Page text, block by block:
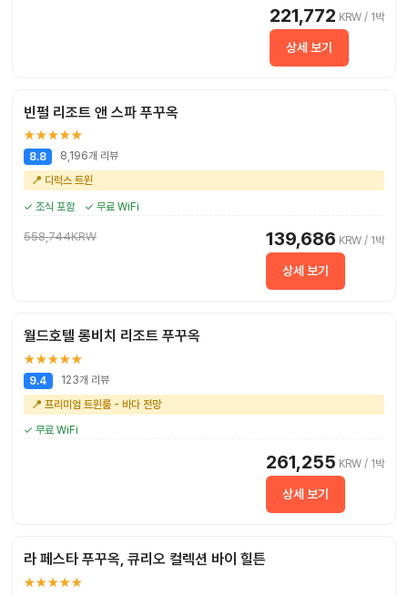
221,772 KRW / 1박
상세 보기
빈펄 리조트 앤 스파 푸꾸옥
★★★★★
8.8
8,196개 리뷰
📍 디럭스 트윈
✓ 조식 포함 ✓ 무료 WiFi
558,744KRW 139,686 KRW / 1박
상세 보기
월드호텔 롱비치 리조트 푸꾸옥
★★★★★
9.4
123개 리뷰
📍 프리미엄 트윈룸 - 바다 전망
✓ 무료 WiFi
261,255 KRW / 1박
상세 보기
라 페스타 푸꾸옥, 큐리오 컬렉션 바이 힐튼
★★★★★